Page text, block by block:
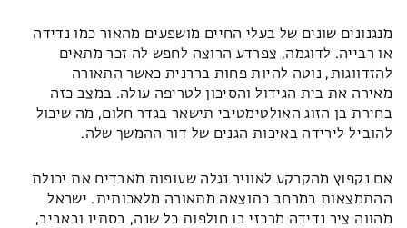
מנגנונים שונים של בעלי החיים מושפעים מהאור כמו נדידה
או רבייה. לדוגמה, צפרדע הרוצה לחפש לה זכר מתאים
להזדווגות, נוטה להיות פחות בררנית כאשר התאורה
מאירה את בית הגידול והסיכון לטריפה עולה. במצב כזה
בחירת בן הזוג האולטימטיבי תישאר בגדר חלום, מה שיכול
להוביל לירידה באיכות הגנים של דור ההמשך שלה.
אם נקפוץ מהקרקע לאוויר נגלה שעופות מאבדים את יכולת
ההתמצאות במרחב כתוצאה מתאורה מלאכותית. ישראל
מהווה ציר נדידה מרכזי בו חולפות כל שנה, בסתיו ובאביב,